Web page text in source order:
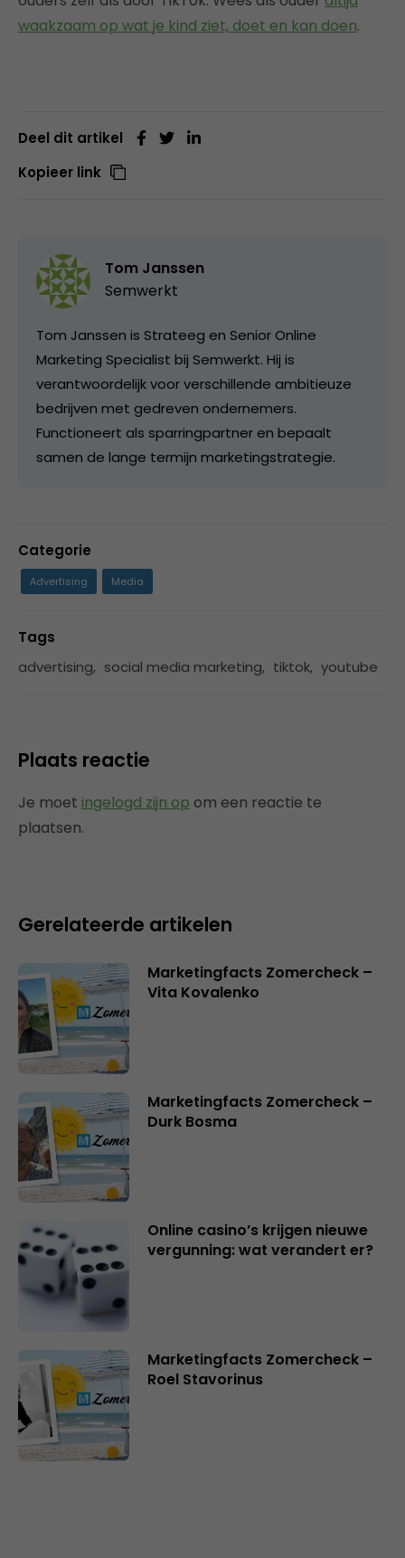
waakzaam op wat je kind ziet, doet en kan doen.
Deel dit artikel
Kopieer link
Tom Janssen
Semwerkt
Tom Janssen is Strateeg en Senior Online
Marketing Specialist bij Semwerkt. Hij is
verantwoordelijk voor verschillende ambitieuze
bedrijven met gedreven ondernemers.
Functioneert als sparringpartner en bepaalt
samen de lange termijn marketingstrategie.
Categorie
Advertising Media
Tags
advertising, social media marketing, tiktok, youtube
Plaats reactie
Je moet ingelogd zijn op om een reactie te
plaatsen.
Gerelateerde artikelen
Marketingfacts Zomercheck –
Vita Kovalenko
Marketingfacts Zomercheck –
Durk Bosma
Online casino’s krijgen nieuwe
vergunning: wat verandert er?
Marketingfacts Zomercheck –
Roel Stavorinus